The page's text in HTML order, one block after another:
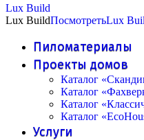
Lux Build
Lux BuildПосмотретьLux
Пиломатериалы
Проекты домов
Каталог
Каталог
Каталог
Каталог
Услуги